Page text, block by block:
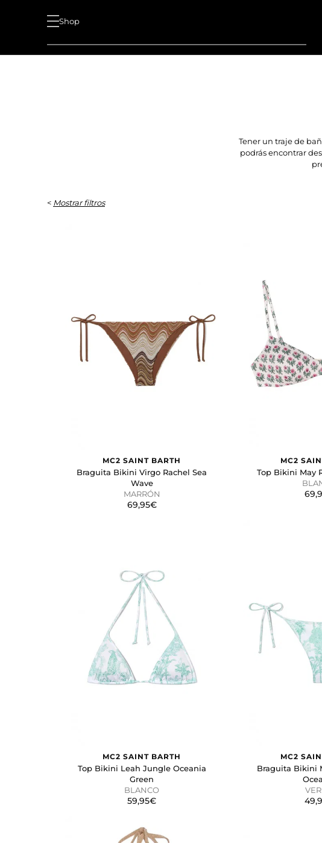
Shop
Tener un traje de
podrás encontrar
< Mostrar filtros
S/M
M
L
XL
Negro
MC2 SAINT BARTH
Braguita Bikini Virgo Rachel Sea
Wave
MARRÓN
69,95€
MC2
Top Bikini May
MC2 SAINT BARTH
Top Bikini Leah Jungle Oceania
Green
BLANCO
59,95€
MC2
Braguita Bikini